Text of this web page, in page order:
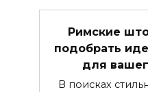
Римские
подобрать
для
В поисках